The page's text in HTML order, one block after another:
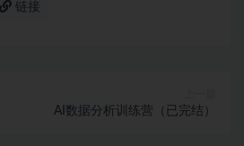
链接
AI数据分析训练营（已完结）